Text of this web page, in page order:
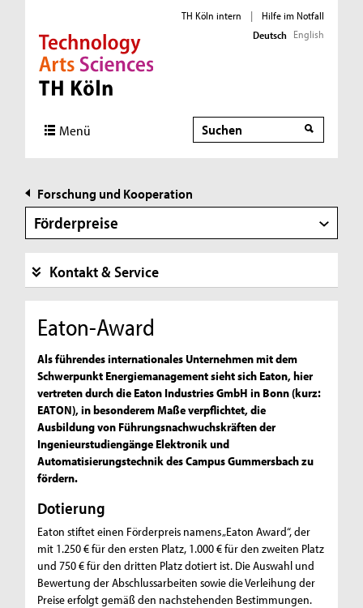
Direkt zur Hauptnavigation
Direkt zur Subnavigation
Direkt zum Inhalt
Direkt zum Fußbereich
TH Köln intern |
Hilfe im Notfall
Deutsch English
Menü Suche
Suche
Forschung und Kooperation
Förderpreise
Kontakt & Service
Eaton-Award
Als führendes internationales Unternehmen mit dem
Schwerpunkt Energiemanagement sieht sich Eaton, hier
vertreten durch die Eaton Industries GmbH in Bonn (kurz:
EATON), in besonderem Maße verpflichtet, die
Ausbildung von Führungsnachwuchskräften der
Ingenieurstudiengänge Elektronik und
Automatisierungstechnik des Campus Gummersbach zu
fördern.
Dotierung
Eaton stiftet einen Förderpreis namens „Eaton Award“, der
mit 1.250 € für den ersten Platz, 1.000 € für den zweiten Platz
und 750 € für den dritten Platz dotiert ist. Die Auswahl und
Bewertung der Abschlussarbeiten sowie die Verleihung der
Preise erfolgt gemäß den nachstehenden Bestimmungen.